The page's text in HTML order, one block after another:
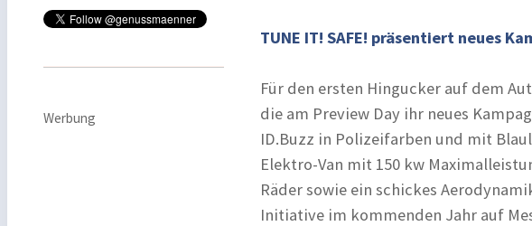
Werbung
TUNE IT! SAFE! präsentiert neues
Für den ersten Hingucker auf dem
die am Preview Day ihr neues
ID.Buzz in Polizeifarben und mit
Elektro-Van mit 150 kw
Räder sowie ein schickes
Initiative im kommenden Jahr auf